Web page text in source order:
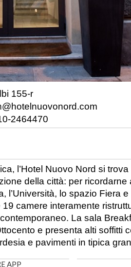
155-r
2464470
l’Hotel Nuovo Nord si
della città: per ricordarne
l’Università, lo spazio Fiera
camere interamente
La sala
e presenta alti soffitti
e pavimenti in tipica
APP